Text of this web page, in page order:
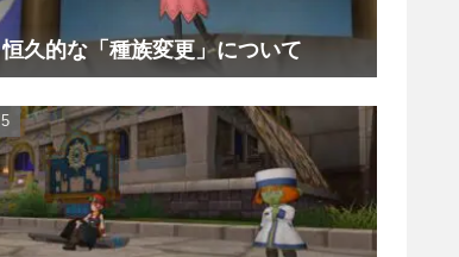
恒久的な「種族変更」について